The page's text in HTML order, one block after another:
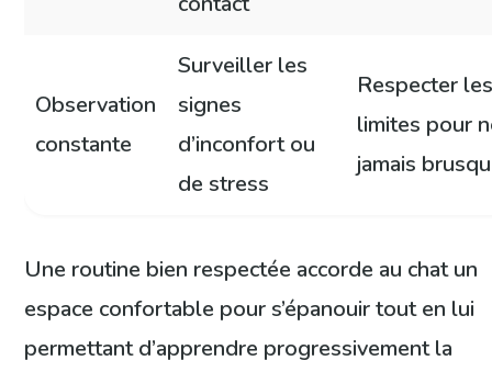
Observation
constante
Surveiller les
signes
d’inconfort ou
de stress
Respecter
limites pour
jamais
Une routine bien respectée accorde au chat un
espace confortable pour s’épanouir tout en lui
permettant d’apprendre progressivement la